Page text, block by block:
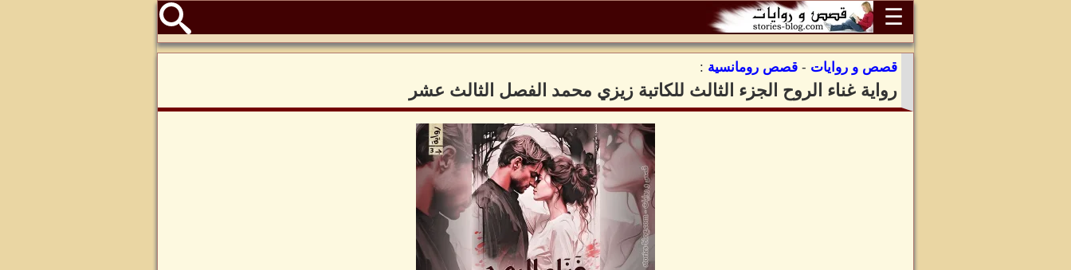
☰
قصص و روايات - قصص رومانسية :
رواية غناء الروح الجزء الثالث للكاتبة زيزي محمد الفصل الثالث عشر